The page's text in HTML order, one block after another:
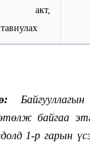
акт,
байгаа
1-р гарын